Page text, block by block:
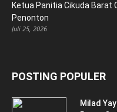
Ketua Panitia Cikuda Barat
Penonton
Juli 25, 2026
POSTING POPULER
Milad